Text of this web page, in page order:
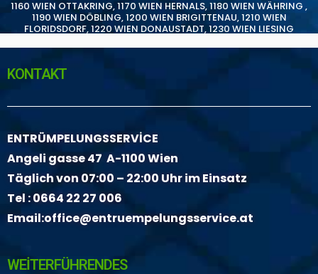
1160 WIEN OTTAKRING,1170 WIEN HERNALS,1180 WIEN WÄHRING ,
1190 WIEN DÖBLING,1200 WIEN BRIGITTENAU,1210 WIEN
FLORIDSDORF,1220 WIEN DONAUSTADT,1230 WIEN LIESING
KONTAKT
ENTRÜMPELUNGSSERVİCE
Angeli gasse 47 A-1100 Wien
Täglich von 07:00 – 22:00 Uhr im Einsatz
Tel :0664 22 27 006
Email:office@entruempelungsservice.at
WEİTERFÜHRENDES